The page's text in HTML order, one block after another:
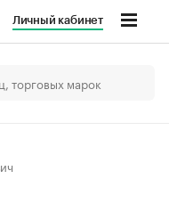
Личный кабинет